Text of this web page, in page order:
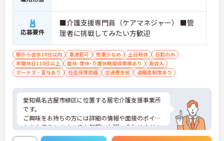
応募要件
■介護支援専門員（ケアマネジャー） ■管
理者に挑戦してみたい方歓迎
駅から徒歩10分以内 車通勤可 残業少なめ 土日祝休
日勤のみ
年間休日110日以上
産休･育休･介護休暇取得実績あり
高収入
ボーナス・賞与あり
社会保険完備 交通費支給 退職金制度あり
愛知県名古屋市緑区に位置する居宅介護支援事業所
です。
ご興味をお持ちの方には詳細の情報や面接のポイン
トをお伝えしますのでお気軽にお問い合わせくださ
いませ。